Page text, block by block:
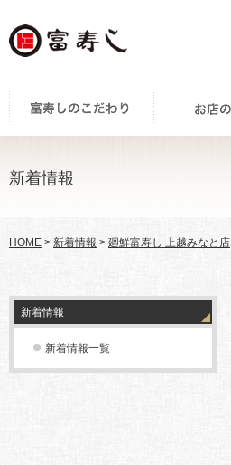
新着情報
HOME > 新着情報 > 廻鮮富寿し 上越みなと店
新着情報
新着情報一覧